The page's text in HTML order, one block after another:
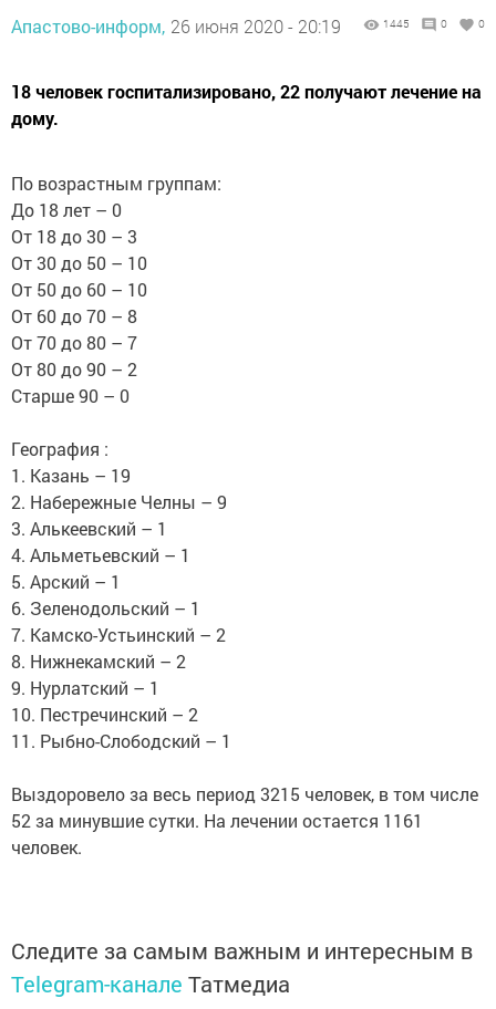
Апастово-информ, 26 июня 2020 - 20:19 1445 0 0
18 человек госпитализировано, 22 получают лечение на
дому.
По возрастным группам:
До 18 лет – 0
От 18 до 30 – 3
От 30 до 50 – 10
От 50 до 60 – 10
От 60 до 70 – 8
От 70 до 80 – 7
От 80 до 90 – 2
Старше 90 – 0
География :
1. Казань – 19
2. Набережные Челны – 9
3. Алькеевский – 1
4. Альметьевский – 1
5. Арский – 1
6. Зеленодольский – 1
7. Камско-Устьинский – 2
8. Нижнекамский – 2
9. Нурлатский – 1
10. Пестречинский – 2
11. Рыбно-Слободский – 1
Выздоровело за весь период 3215 человек, в том числе
52 за минувшие сутки. На лечении остается 1161
человек.
Следите за самым важным и интересным в
Telegram-канале Татмедиа